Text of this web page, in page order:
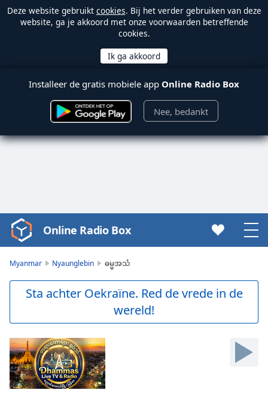
Deze website gebruikt cookies. Bij het verder gebruiken van deze
website, ga je akkoord met onze voorwaarden betreffende
cookies.
Installeer de gratis mobiele app Online Radio Box
Nee, bedankt
Video
Player
Skip
Skip
Forward
Mute
Current
Online Radio Box
Myanmar Nyaunglebin ဓမ္မအသံ
Sta achter Oekraïne. Red de vrede in de
wereld!